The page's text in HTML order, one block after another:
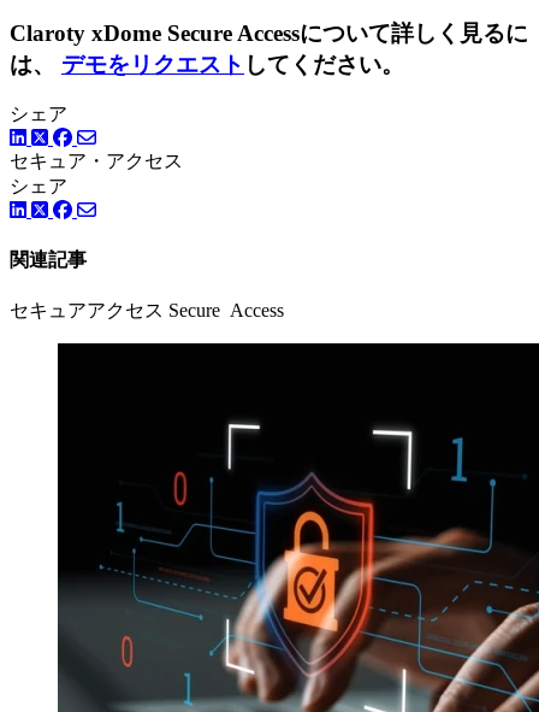
Claroty xDome Secure Accessについて詳しく見るに
は、 デモをリクエスト してください。
シェア
LinkedIn
ツイッター
Facebook
セキュア・アクセス
シェア
LinkedIn
ツイッター
Facebook
関連記事
セキュアアクセス Secure Access